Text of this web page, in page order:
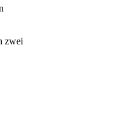
zwei